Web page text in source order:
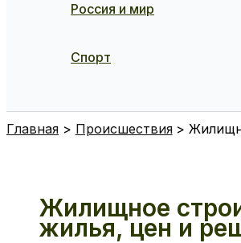
Россия и мир
Спорт
Главная Происшествия
Жилищное
жилья, цен и